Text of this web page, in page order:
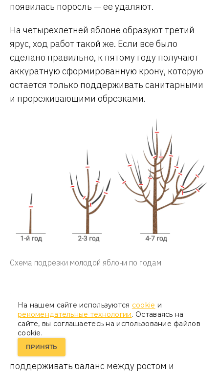
появилась поросль — ее удаляют.
На четырехлетней яблоне образуют третий
ярус, ход работ такой же. Если все было
сделано правильно, к пятому году получают
аккуратную сформированную крону, которую
остается только поддерживать санитарными
и прореживающими обрезками.
Схема подрезки молодой яблони по годам
Прореживание взрослой яблони
С 5–6 года яблоня вступает в полное
плодоношение. Основная задача садовода —
поддерживать баланс между ростом и
На нашем сайте используются cookie и
рекомендательные технологии. Оставаясь на
сайте, вы соглашаетесь на использование файлов
cookie.
ПРИНЯТЬ